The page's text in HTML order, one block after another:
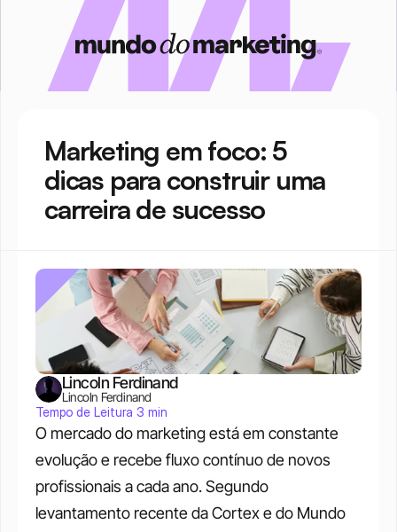
Marketing em foco: 5
dicas para construir uma
carreira de sucesso
O mercado do marketing está em constante
evolução e recebe fluxo contínuo de novos
profissionais a cada ano. Segundo
levantamento recente da Cortex e do Mundo
Lincoln Ferdinand
Lincoln Ferdinand
Tempo de Leitura 3 min